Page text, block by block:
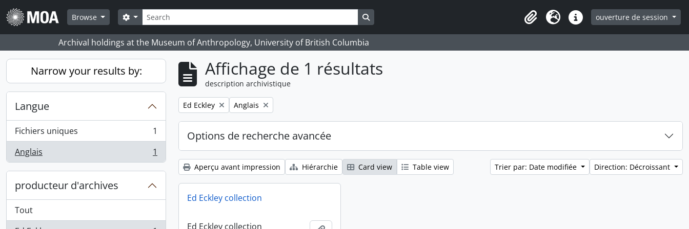
Skip to main content
Browse
Rechercher
Search options Search in browse page
ClipboardLangueLiens rapidesouverture de session
Archival holdings at the Museum of Anthropology, University of British Columbia
Narrow your results by:
Langue
Fichiers uniques
, 1 résultats
1
Anglais
, 1 résultats 1
producteur d'archives
Tout
Affichage de 1 résultats
description archivistique
Remove filter:
Ed Eckley Remove filter:
Anglais
Options de recherche avancée
Aperçu avant impression Hiérarchie Card view Table view Trier par: Date modifiée Direction: Décroissant
Ed Eckley collection
Ed Eckley collection